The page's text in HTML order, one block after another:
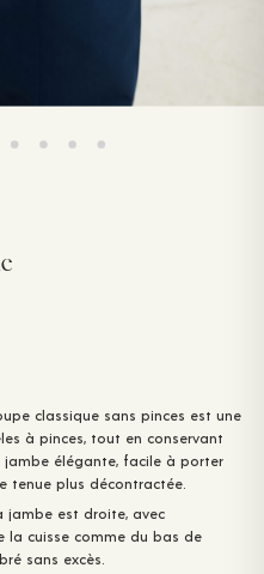
classique sans pinces est une
à pinces, tout en conservant
élégante, facile à porter
tenue plus décontractée.
jambe est droite, avec
la cuisse comme du bas de
sans excès